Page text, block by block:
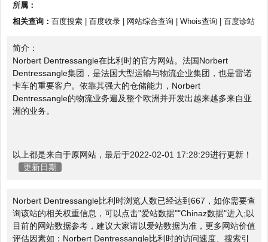
所属：
相关查询： 百度搜索 百度收录 网站综合查询 Whois查询 百度诊站
简介：
Norbert Dentressangle在比利时的官方网站。法国Norbert
Dentressangle集团，是法国大型运输与物流企业集团，也是雷诺
卡车的重要客户。依靠其强大的仓储能力，Norbert
Dentressangle的物流业务遍及整个欧洲并开发出越来越多来自亚
洲的业务。
以上都是来自于原网站，最后于2022-02-01 17:28:29进行更新！
更新日期
Norbert Dentressangle比利时浏览人数已经达到667，如你需要查
询该站的相关权重信息，可以点击"爱站数据""Chinaz数据"进入;以
目前的网站数据参考，建议大家请以爱站数据为准，更多网站价值
评估因素如：Norbert Dentressangle比利时的访问速度、搜索引